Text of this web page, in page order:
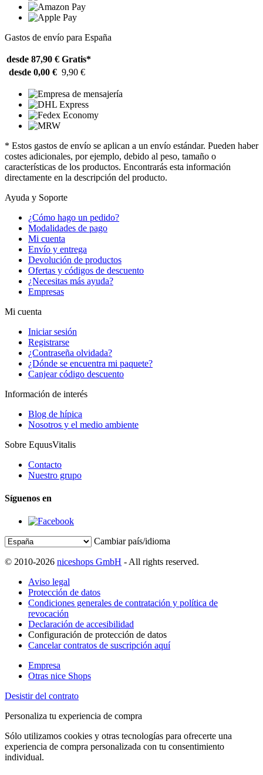
Gastos de envío para España
desde 87,90 € Gratis*
desde 0,00 € 9,90 €
* Estos gastos de envío se aplican a un envío estándar. Pueden haber
costes adicionales, por ejemplo, debido al peso, tamaño o
características de los productos. Encontrarás esta información
directamente en la descripción del producto.
Ayuda y Soporte
¿Cómo hago un pedido?
Modalidades de pago
Mi cuenta
Envío y entrega
Devolución de productos
Ofertas y códigos de descuento
¿Necesitas más ayuda?
Empresas
Mi cuenta
Iniciar sesión
Registrarse
¿Contraseña olvidada?
¿Dónde se encuentra mi paquete?
Canjear código descuento
Información de interés
Blog de hípica
Nosotros y el medio ambiente
Sobre EquusVitalis
Contacto
Nuestro grupo
Síguenos en
Cambiar país/idioma
© 2010-2026 niceshops GmbH - All rights reserved.
Aviso legal
Protección de datos
Condiciones generales de contratación y política de
revocación
Declaración de accesibilidad
Configuración de protección de datos
Cancelar contratos de suscripción aquí
Empresa
Otras nice Shops
Desistir del contrato
Personaliza tu experiencia de compra
Sólo utilizamos cookies y otras tecnologías para ofrecerte una
experiencia de compra personalizada con tu consentimiento
individual.